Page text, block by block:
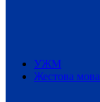
УЖМ
Жестова мова